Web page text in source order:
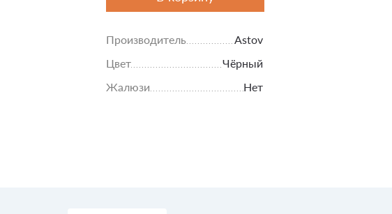
Производитель
Astov
Цвет
Чёрный
Жалюзи
Нет